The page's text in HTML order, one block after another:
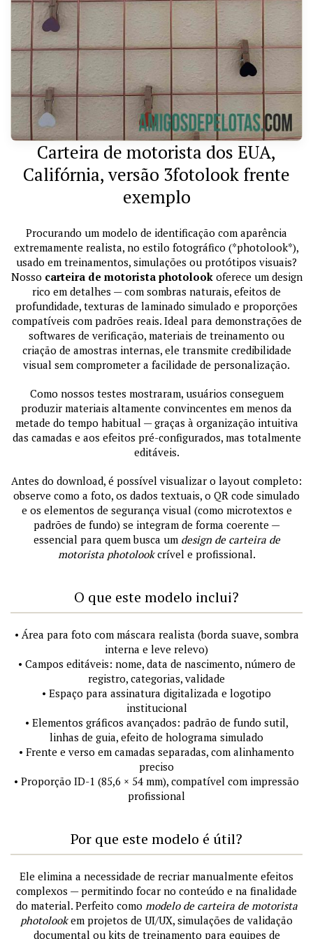
Carteira de motorista dos EUA,
Califórnia, versão 3fotolook frente
exemplo
Procurando um modelo de identificação com aparência
extremamente realista, no estilo fotográfico (*photolook*),
usado em treinamentos, simulações ou protótipos visuais?
Nosso carteira de motorista photolookoferece um design
rico em detalhes — com sombras naturais, efeitos de
profundidade, texturas de laminado simulado e proporções
compatíveis com padrões reais. Ideal para demonstrações de
softwares de verificação, materiais de treinamento ou
criação de amostras internas, ele transmite credibilidade
visual sem comprometer a facilidade de personalização.
Como nossos testes mostraram, usuários conseguem
produzir materiais altamente convincentes em menos da
metade do tempo habitual — graças à organização intuitiva
das camadas e aos efeitos pré-configurados, mas totalmente
editáveis.
Antes do download, é possível visualizar o layout completo:
observe como a foto, os dados textuais, o QR code simulado
e os elementos de segurança visual (como microtextos e
padrões de fundo) se integram de forma coerente —
essencial para quem busca um design de carteira de
motorista photolookcrível e profissional.
O que este modelo inclui?
• Área para foto com máscara realista (borda suave, sombra
interna e leve relevo)
• Campos editáveis: nome, data de nascimento, número de
registro, categorias, validade
• Espaço para assinatura digitalizada e logotipo
institucional
• Elementos gráficos avançados: padrão de fundo sutil,
linhas de guia, efeito de holograma simulado
• Frente e verso em camadas separadas, com alinhamento
preciso
• Proporção ID-1 (85,6 × 54 mm), compatível com impressão
profissional
Por que este modelo é útil?
Ele elimina a necessidade de recriar manualmente efeitos
complexos — permitindo focar no conteúdo e na finalidade
do material. Perfeito como modelo de carteira de motorista
photolookem projetos de UI/UX, simulações de validação
documental ou kits de treinamento para equipes de